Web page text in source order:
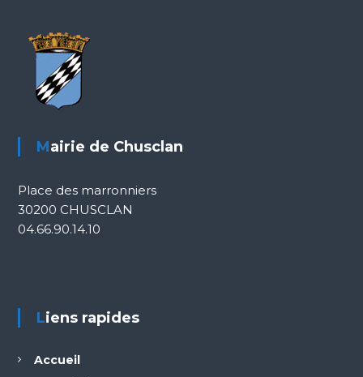
Mairie de Chusclan
Place des marronniers
30200 CHUSCLAN
04.66.90.14.10
Liens rapides
Accueil